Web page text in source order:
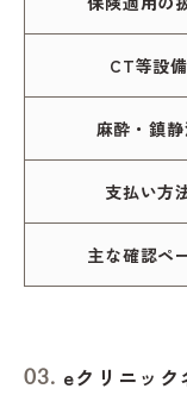
CT等設備
麻酔・鎮
支払い方
主な確認ペ
eクリニック